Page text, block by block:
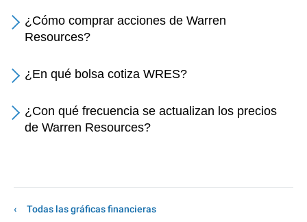
¿Cómo comprar acciones de Warren
Resources?
¿En qué bolsa cotiza WRES?
¿Con qué frecuencia se actualizan los precios
de Warren Resources?
Todas las gráficas financieras